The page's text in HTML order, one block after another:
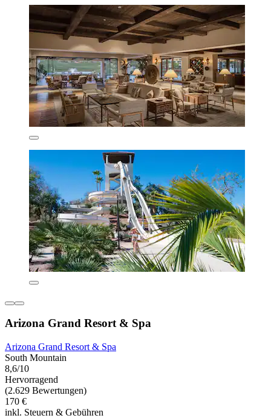
Arizona Grand Resort & Spa
Arizona Grand Resort & Spa
South Mountain
8,6/10
Hervorragend
(2.629 Bewertungen)
170 €
inkl. Steuern & Gebühren